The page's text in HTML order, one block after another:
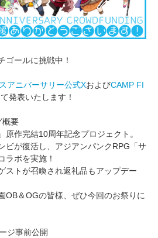
ゴールに挑戦中！
アニバーサリー公式XおよびCAMP FI
発表いたします！
概要
原作完結10周年記念プロジェクト。
ビが復活し、アジアンパンクRPG「サ
ラボを実施！
ストが召喚され返礼品もアップデー
OB＆OGの皆様、ぜひ今回のお祭りに
ジ事前公開